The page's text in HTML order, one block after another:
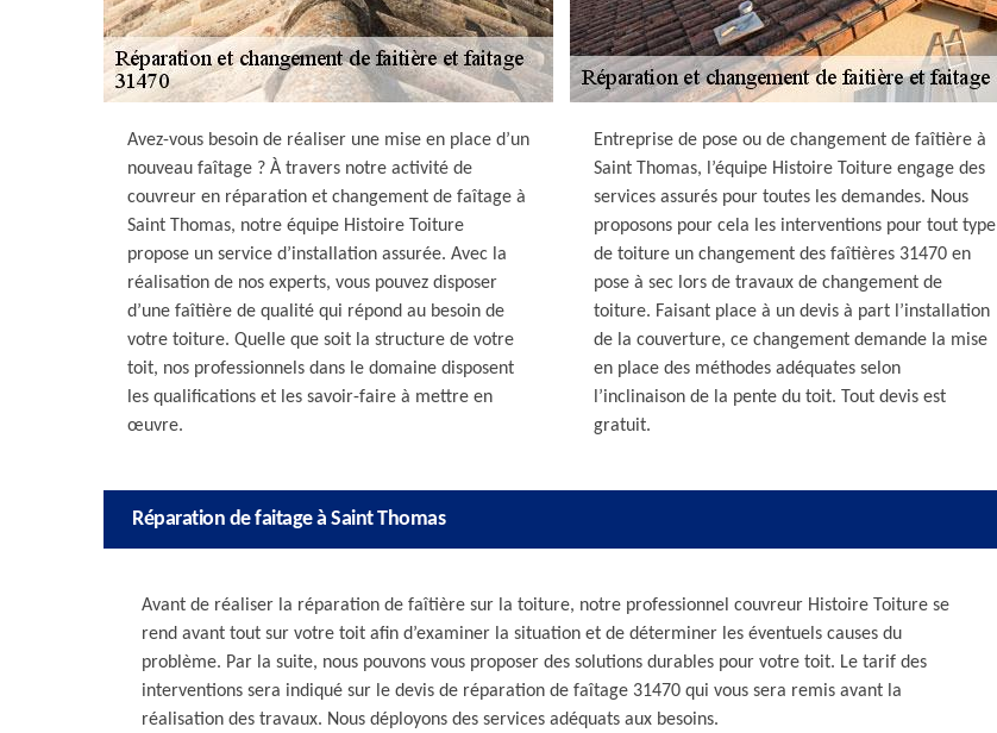
Avez-vous besoin de réaliser une mise en place d’un
nouveau faîtage ? À travers notre activité de
couvreur en réparation et changement de faîtage à
Saint Thomas, notre équipe Histoire Toiture
propose un service d’installation assurée. Avec la
réalisation de nos experts, vous pouvez disposer
d’une faîtière de qualité qui répond au besoin de
votre toiture. Quelle que soit la structure de votre
toit, nos professionnels dans le domaine disposent
les qualifications et les savoir-faire à mettre en
œuvre.
Entreprise de pose ou de changement de faîtière à
Saint Thomas, l’équipe Histoire Toiture engage des
services assurés pour toutes les demandes. Nous
proposons pour cela les interventions pour tout type
de toiture un changement des faîtières 31470 en
pose à sec lors de travaux de changement de
toiture. Faisant place à un devis à part l’installation
de la couverture, ce changement demande la mise
en place des méthodes adéquates selon
l’inclinaison de la pente du toit. Tout devis est
gratuit.
Réparation de faitage à Saint Thomas
Avant de réaliser la réparation de faîtière sur la toiture, notre professionnel couvreur Histoire Toiture se
rend avant tout sur votre toit afin d’examiner la situation et de déterminer les éventuels causes du
problème. Par la suite, nous pouvons vous proposer des solutions durables pour votre toit. Le tarif des
interventions sera indiqué sur le devis de réparation de faîtage 31470 qui vous sera remis avant la
réalisation des travaux. Nous déployons des services adéquats aux besoins.